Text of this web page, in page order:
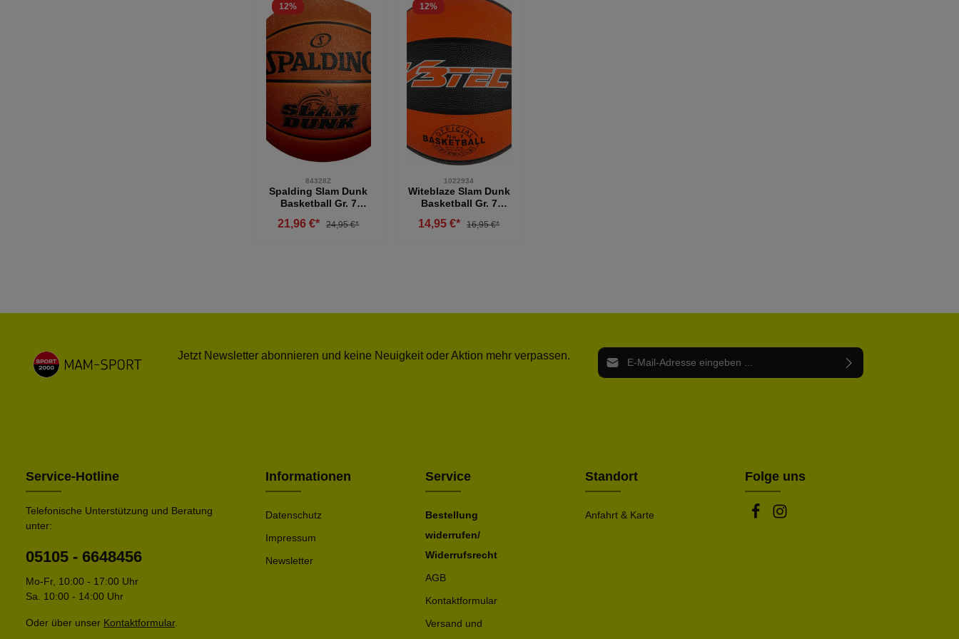
12%
84328Z
Spalding Slam Dunk
Basketball Gr. 7
21,96 €* 24,95 €*
12%
1022934
Witeblaze Slam Dunk
Basketball Gr. 7
14,95 €* 16,95 €*
Jetzt Newsletter abonnieren und keine Neuigkeit oder Aktion mehr verpassen. E-Mail-Adresse*
Service-Hotline
Telefonische Unterstützung und Beratung
unter:
05105 - 6648456
Mo-Fr, 10:00 - 17:00 Uhr
Sa. 10:00 - 14:00 Uhr
Oder über unser Kontaktformular.
Informationen
Datenschutz
Impressum
Newsletter
Service
Bestellung
widerrufen/
Widerrufsrecht
AGB
Kontaktformular
Versand und
Standort
Anfahrt & Karte
Folge uns